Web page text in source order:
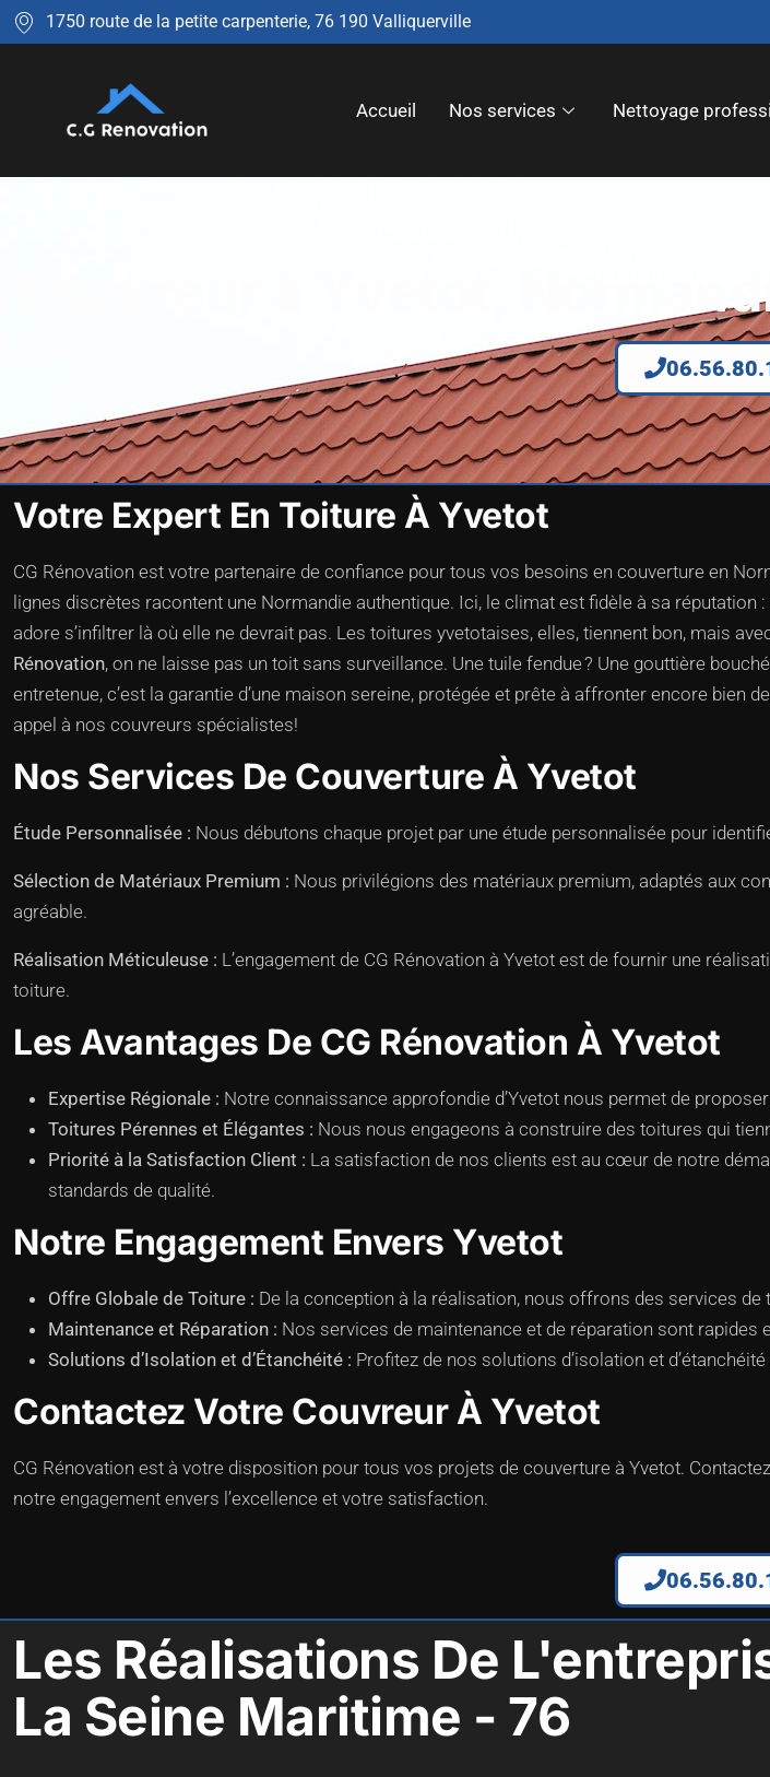
1750 route de la petite carpenterie, 76 190 Valliquerville
Accueil Nos services Nettoyage
Couvreur à Yvetot,
Votre Expert En Toiture À Yvetot
CG Rénovation est votre partenaire de confiance pour tous vos besoins en couverture en
lignes discrètes racontent une Normandie authentique. Ici, le climat est fidèle à sa
adore s’infiltrer là où elle ne devrait pas. Les toitures yvetotaises, elles, tiennent bon, mais
Rénovation, on ne laisse pas un toit sans surveillance. Une tuile fendue ? Une gouttière
entretenue, c’est la garantie d’une maison sereine, protégée et prête à affronter encore
appel à nos couvreurs spécialistes!
Nos Services De Couverture À Yvetot
Étude Personnalisée : Nous débutons chaque projet par une étude personnalisée pour
Sélection de Matériaux Premium : Nous privilégions des matériaux premium, adaptés aux
agréable.
Réalisation Méticuleuse : L’engagement de CG Rénovation à Yvetot est de fournir une
toiture.
Les Avantages De CG Rénovation À Yvetot
Expertise Régionale : Notre connaissance approfondie d’Yvetot nous permet de
Toitures Pérennes et Élégantes : Nous nous engageons à construire des toitures qui
Priorité à la Satisfaction Client : La satisfaction de nos clients est au cœur de notre
standards de qualité.
Notre Engagement Envers Yvetot
Offre Globale de Toiture : De la conception à la réalisation, nous offrons des services
Maintenance et Réparation : Nos services de maintenance et de réparation sont
Solutions d’Isolation et d’Étanchéité : Profitez de nos solutions d’isolation et
Contactez Votre Couvreur À Yvetot
CG Rénovation est à votre disposition pour tous vos projets de couverture à Yvetot.
notre engagement envers l’excellence et votre satisfaction.
Les Réalisations De
La Seine Maritime - 76